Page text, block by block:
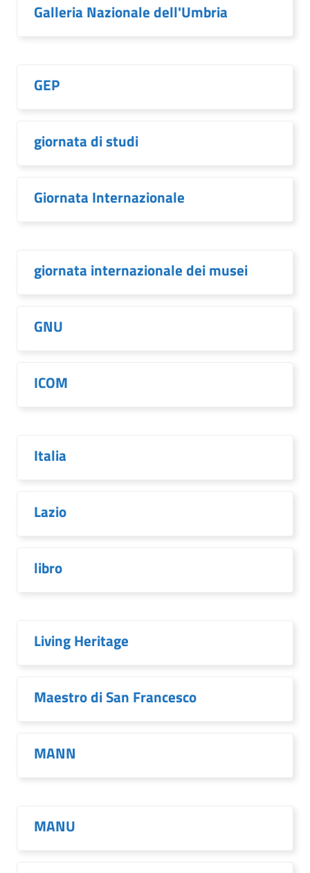
Galleria Nazionale dell'Umbria
GEP
giornata di studi
Giornata Internazionale
giornata internazionale dei musei
GNU
ICOM
Italia
Lazio
libro
Living Heritage
Maestro di San Francesco
MANN
MANU